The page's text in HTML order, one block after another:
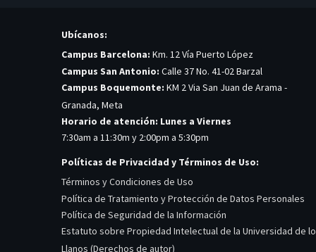
Ubícanos:
Campus Barcelona: Km. 12 Vía Puerto López
Campus San Antonio: Calle 37 No. 41-02 Barzal
Campus Boquemonte: KM 2 Via San Juan de Arama -
Granada, Meta
Horario de atención: Lunes a Viernes
7:30am a 11:30m y 2:00pm a 5:30pm
Políticas de Privacidad y Términos de Uso:
Términos y Condiciones de Uso
Política de Tratamiento y Protección de Datos Personales
Política de Seguridad de la Información
Estatuto sobre Propiedad Intelectual de la Universidad de
Llanos (Derechos de autor)